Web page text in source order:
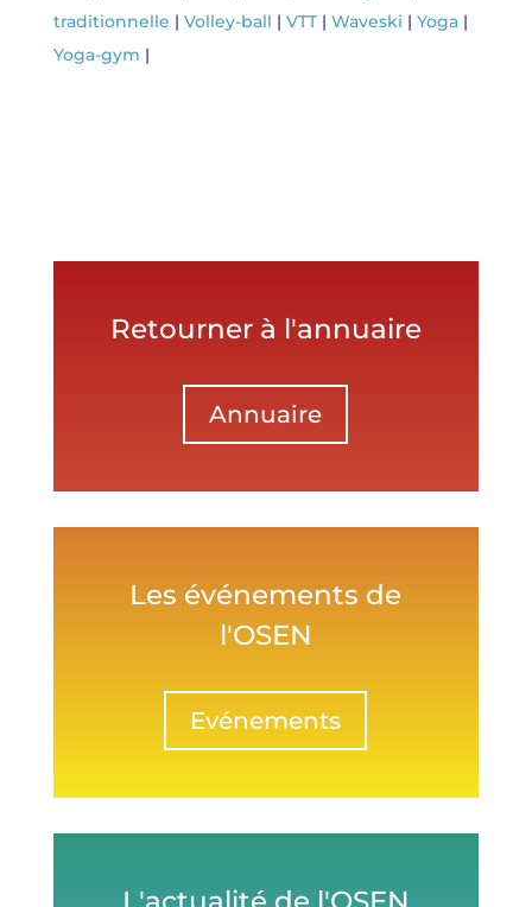
traditionnelle | Volley-ball | VTT| Waveski | Yoga|
Yoga-gym |
Retourner à l'annuaire
Annuaire
Les événements de
l'OSEN
Evénements